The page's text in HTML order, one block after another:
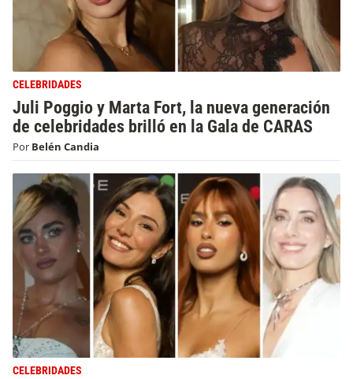
CELEBRIDADES
Juli Poggio y Marta Fort, la nueva generación
de celebridades brilló en la Gala de CARAS
Por Belén Candia
CELEBRIDADES